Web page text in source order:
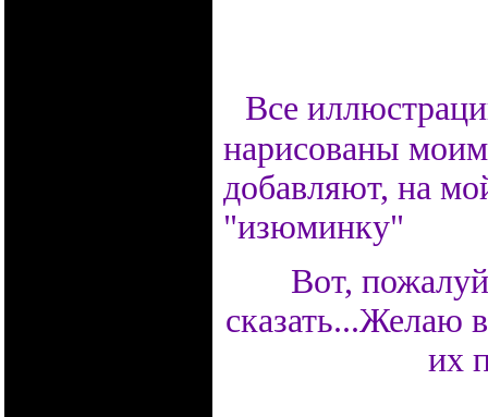
Все
нарисованы
добавляют, на
"изюминку"
Вот,
сказать...Желаю
их